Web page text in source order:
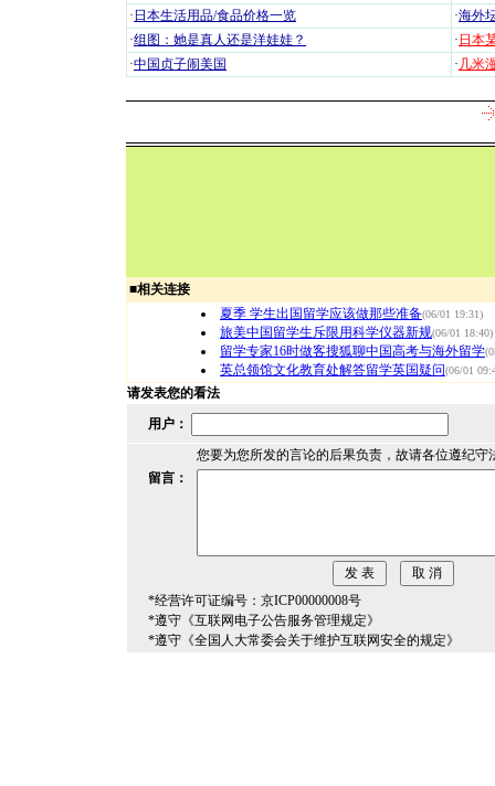
· 日本生活用品/食品价格一览 ·海外
·组图：她是真人还是洋娃娃？ · 日本
·中国贞子闹美国 · 几米
■相关连接
夏季 学生出国留学应该做那些准备(06/01 19:31)
旅美中国留学生斥限用科学仪器新规(06/01 18:40)
留学专家16时做客搜狐聊中国高考与海外留学
英总领馆文化教育处解答留学英国疑问(06/01
请发表您的看法
用户：
您要为您所发的言论的后果负责，故请各位遵纪守
留言：
*经营许可证编号：京ICP00000008号
*遵守《互联网电子公告服务管理规定》
*遵守《全国人大常委会关于维护互联网安全的规定》